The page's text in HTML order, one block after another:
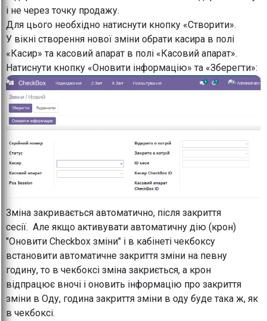
і не через точку продажу.
Для цього необхідно натиснути кнопку «Створити».
У вікні створення нової зміни обрати касира в полі
«Касир» та касовий апарат в полі «Касовий апарат».
Натиснути кнопку «Оновити інформацію» та «Зберегти»:
Зміна закривається автоматично, після закриття
сесії. Але якщо активувати автоматичну дію (крон)
"Оновити Checkbox зміни" і в кабінеті чекбоксу
встановити автоматичне закриття зміни на певну
годину, то в чекбоксі зміна закриється, а крон
відпрацює вночі і оновить інформацію про закриття
зміни в Оду, година закриття зміни в оду буде така ж, як
в чекбоксі.